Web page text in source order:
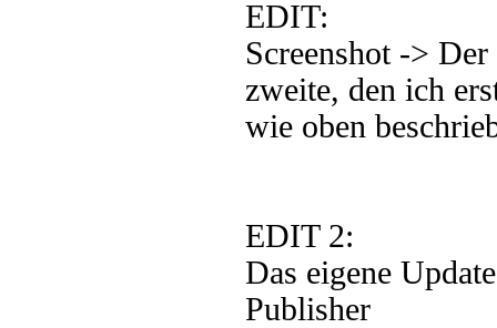
EDIT:
Screenshot ->
zweite, den ich
wie oben
EDIT 2:
Das eigene
Publisher